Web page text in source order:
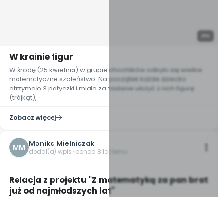
6
W krainie figur
W środę (25 kwietnia) w grupie chochlików odbyło się wielkie
matematyczne szaleństwo. Na początek każde dziecko
otrzymało 3 patyczki i mialo za zadanie ułożyć z nich figurę
(trójkąt),
Zobacz więcej
MM Monika Mielniczak
dodał(a) wpis · ponad 8 lat temu
Relacja z projektu "Z matematyką za pan brat
już od najmłodszych lat"